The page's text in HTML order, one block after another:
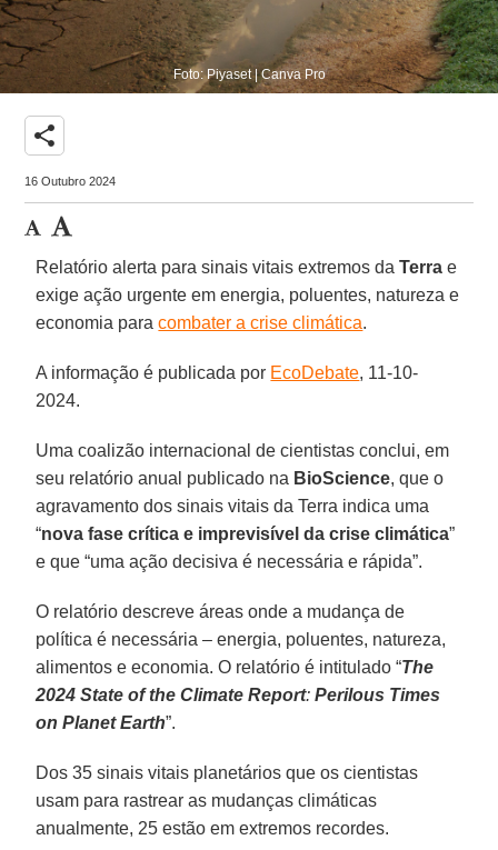
Foto: Piyaset | Canva Pro
share
16 Outubro 2024
Relatório alerta para sinais vitais extremos daTerra e
exige ação urgente em energia, poluentes, natureza e
economia paracombater a crise climática.
A informação é publicada por EcoDebate, 11-10-
2024.
Uma coalizão internacional de cientistas conclui, em
seu relatório anual publicado na BioScience, que o
agravamento dos sinais vitais da Terra indica uma
“nova fase crítica e imprevisível da crise climática”
e que “uma ação decisiva é necessária e rápida”.
O relatório descreve áreas onde a mudança de
política é necessária – energia, poluentes, natureza,
alimentos e economia. O relatório é intitulado “The
2024 State of the Climate Report: Perilous Times
on Planet Earth”.
Dos 35 sinais vitais planetários que os cientistas
usam para rastrear as mudanças climáticas
anualmente, 25 estão em extremos recordes.